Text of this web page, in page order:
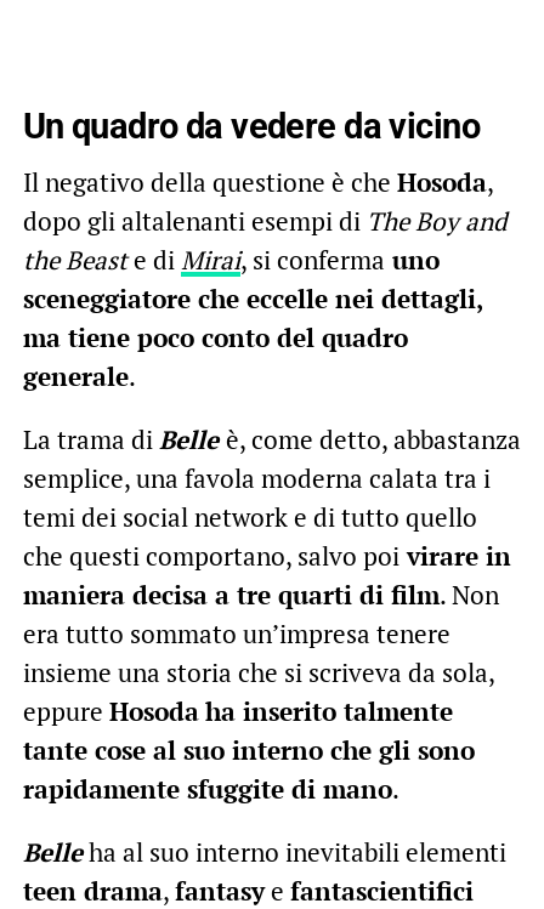
Un quadro da vedere da vicino
Il negativo della questione è che Hosoda,
dopo gli altalenanti esempi di The Boy and
the Beaste di Mirai, si conferma uno
sceneggiatore che eccelle nei dettagli,
ma tiene poco conto del quadro
generale.
La trama di Belle è, come detto, abbastanza
semplice, una favola moderna calata tra i
temi dei social network e di tutto quello
che questi comportano, salvo poi virare in
maniera decisa a tre quarti di film. Non
era tutto sommato un’impresa tenere
insieme una storia che si scriveva da sola,
eppure Hosodaha inserito talmente
tante cose al suo interno che gli sono
rapidamente sfuggite di mano.
Belleha al suo interno inevitabili elementi
teen drama,fantasye fantascientifici